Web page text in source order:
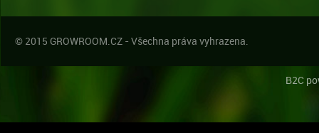
© 2015 GROWROOM.CZ - Všechna práva vyhrazena.
B2C